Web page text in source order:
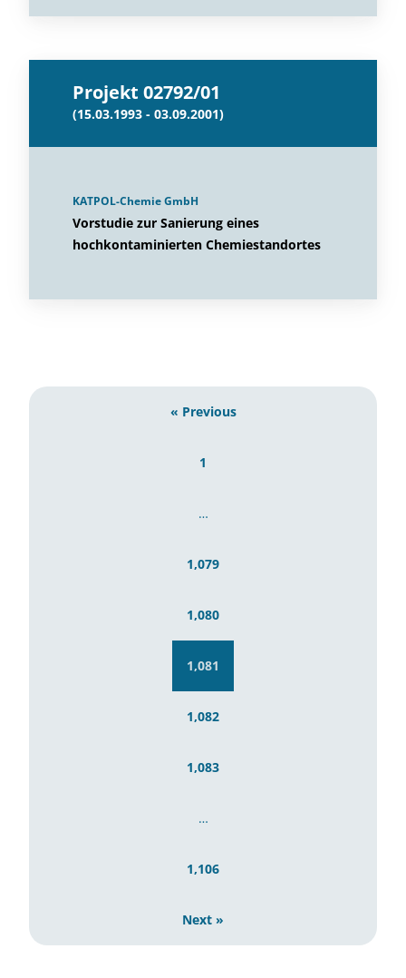
Projekt 02792/01
(15.03.1993 - 03.09.2001)
KATPOL-Chemie GmbH
Vorstudie zur Sanierung eines
hochkontaminierten Chemiestandortes
« Previous
1
…
1,079
1,080
1,081
1,082
1,083
…
1,106
Next »